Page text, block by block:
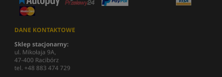
DANE KONTAKTOWE
Sklep stacjonarny:
ul. Mikołaja 9A,
47-400 Racibórz
tel. +48 883 474 729